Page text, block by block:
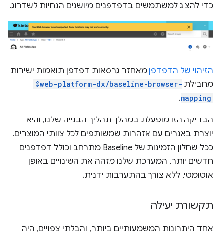
כדי להציג למשתמשים בדפדפנים מיושנים הנחיות לשדרוג.
הזיהוי של הדפדפן מאחזר גרסאות דפדפן תואמות ישירות
מחבילת @web-platform-dx/baseline-browser-
mapping
.
הבדיקה הזו מופעלת במהלך תהליך הבנייה שלנו, והיא
יוצרת באנרים עם אזהרות שמשותפים לכל צוותי המוצרים.
ככל שחלון הזמינות של Baseline מתרחב וכולל דפדפנים
חדשים יותר, המערכת שלנו מזהה את השינויים באופן
אוטומטי, ללא צורך בהתערבות ידנית.
תקשורת יעילה
אחד היתרונות המשמעותיים ביותר, והבלתי צפויים, היה